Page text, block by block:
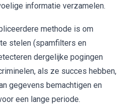
informatie verzamelen.
methode is om
stelen (spamfilters en
dergelijke pogingen
als ze succes hebben,
gegevens bemachtigen en
een lange periode.